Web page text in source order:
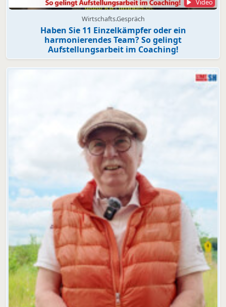
Video
Wirtschafts.Gespräch
Haben Sie 11 Einzelkämpfer oder ein
harmonierendes Team? So gelingt
Aufstellungsarbeit im Coaching!